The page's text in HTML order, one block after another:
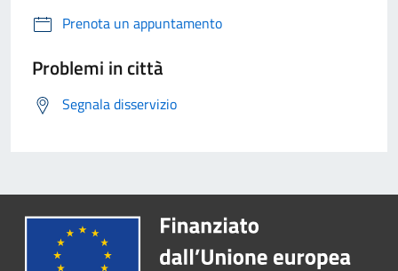
Prenota un appuntamento
Problemi in città
Segnala disservizio